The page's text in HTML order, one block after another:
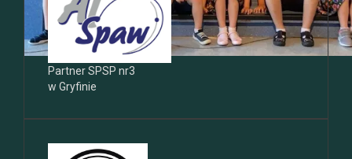
Partner SPSP nr3
w Gryfinie